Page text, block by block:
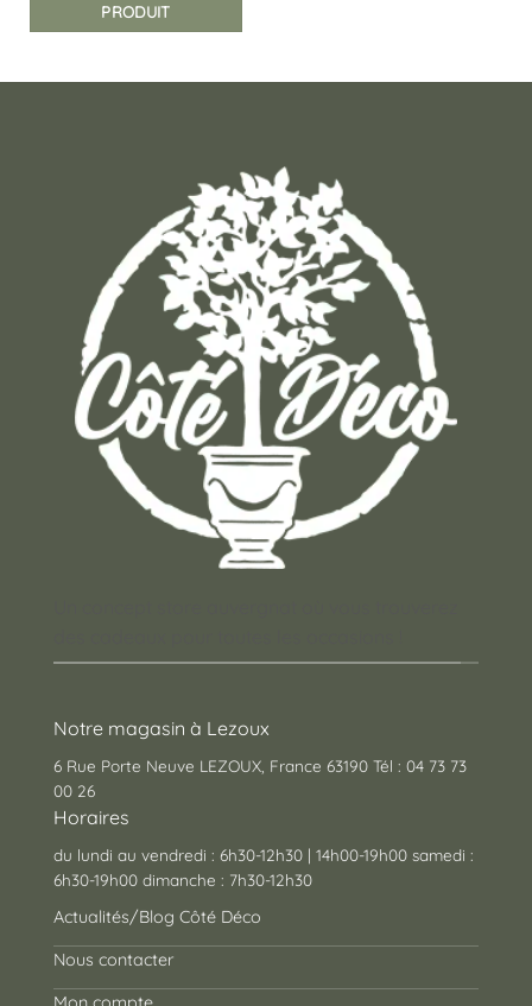
PRODUIT
Notre magasin à Lezoux
6 Rue Porte Neuve LEZOUX, France 63190 Tél : 04 73 73
00 26
Horaires
du lundi au vendredi : 6h30-12h30 | 14h00-19h00 samedi :
6h30-19h00 dimanche : 7h30-12h30
Actualités/Blog Côté Déco
Nous contacter